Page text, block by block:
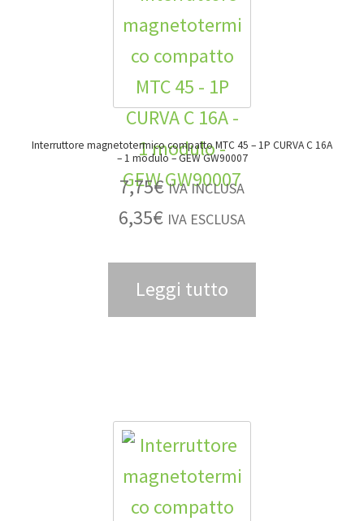
Interruttore magnetotermico compatto MTC 45 – 1P CURVA C 16A
– 1 modulo – GEW GW90007
7,75€ IVA INCLUSA
6,35€ IVA ESCLUSA
Leggi tutto